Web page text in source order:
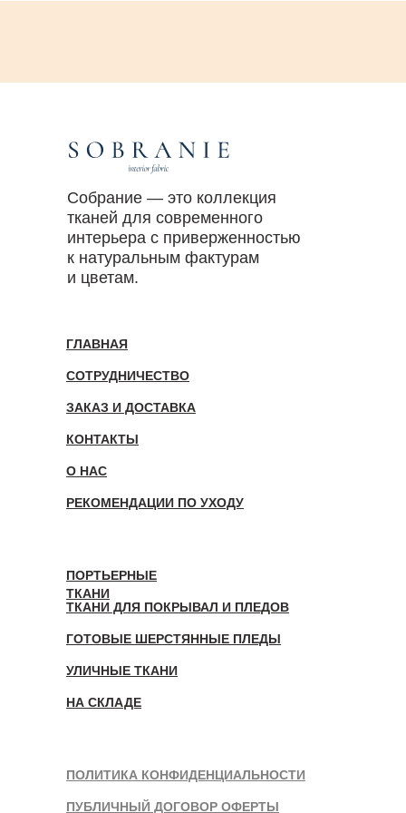
Собрание — это коллекция
тканей для современного
интерьера с приверженностью
к натуральным фактурам
и цветам.
ГЛАВНАЯ
СОТРУДНИЧЕСТВО
ЗАКАЗ И ДОСТАВКА
КОНТАКТЫ
О НАС
ПОЛИТИКА КОНФИДЕНЦИАЛЬНОСТИ
ПОРТЬЕРНЫЕ
ТКАНИ
ТКАНИ ДЛЯ ПОКРЫВАЛ И ПЛЕДОВ
ГОТОВЫЕ ШЕРСТЯННЫЕ ПЛЕДЫ
УЛИЧНЫЕ ТКАНИ
НА СКЛАДЕ
РЕКОМЕНДАЦИИ ПО УХОДУ
ПУБЛИЧНЫЙ ДОГОВОР ОФЕРТЫ